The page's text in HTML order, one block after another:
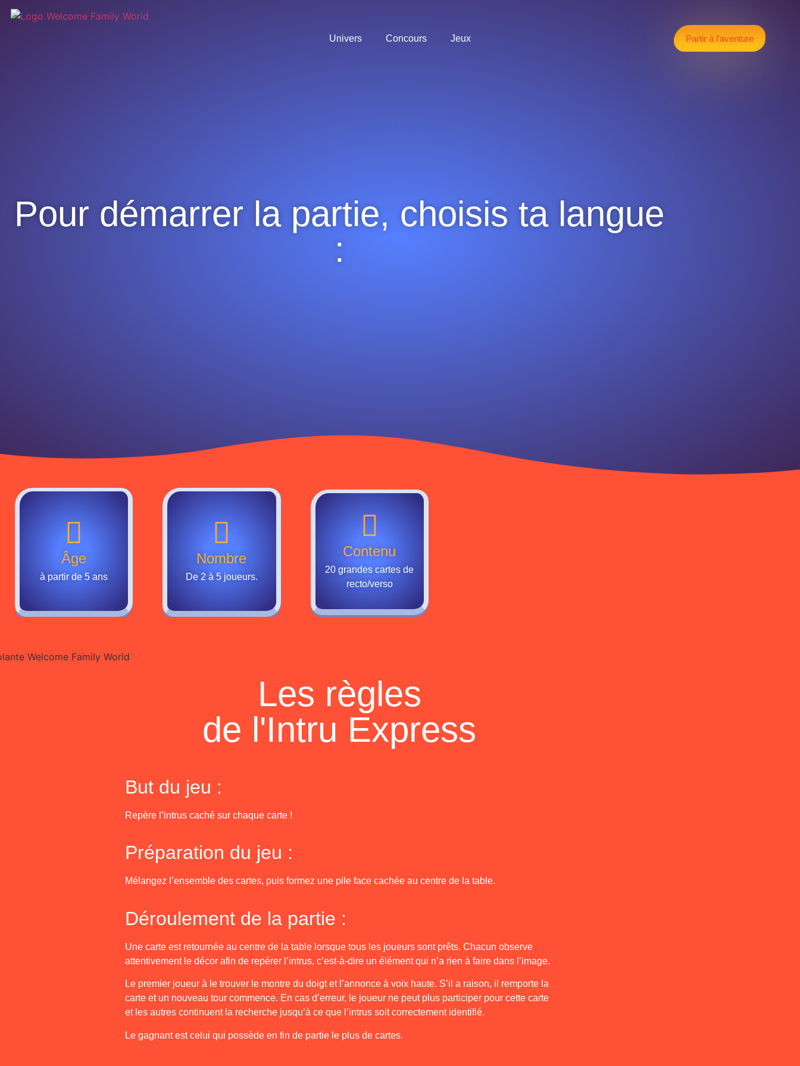
Univers Concours Jeux Partir à l'aventure
Pour démarrer la partie, choisis ta langue
:
Âge
à partir de 5 ans
Nombre
De 2 à 5 joueurs.
Contenu
20 grandes cartes de
recto/verso
Les règles
de l'Intru Express
But du jeu :
Repère l’intrus caché sur chaque carte !
Préparation du jeu :
Mélangez l’ensemble des cartes, puis formez une pile face cachée au centre de la table.
Déroulement de la partie :
Une carte est retournée au centre de la table lorsque tous les joueurs sont prêts. Chacun observe
attentivement le décor afin de repérer l’intrus, c’est-à-dire un élément qui n’a rien à faire dans l’image.
Le premier joueur à le trouver le montre du doigt et l’annonce à voix haute. S’il a raison, il remporte la
carte et un nouveau tour commence. En cas d’erreur, le joueur ne peut plus participer pour cette carte
et les autres continuent la recherche jusqu’à ce que l’intrus soit correctement identifié.
Le gagnant est celui qui possède en fin de partie le plus de cartes.